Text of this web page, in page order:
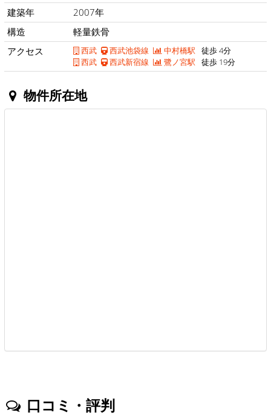
建築年
2007年
構造
軽量鉄骨
アクセス
西武 西武池袋線 中村橋駅 徒歩 4分
西武
西武新宿線 鷺ノ宮駅 徒歩 19分
物件所在地
口コミ・評判